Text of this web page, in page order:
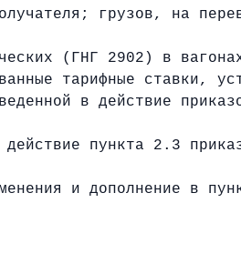
грузов, на
(ГНГ 2902) в
тарифные ставки,
в действие
пункта 2.3
и дополнение в